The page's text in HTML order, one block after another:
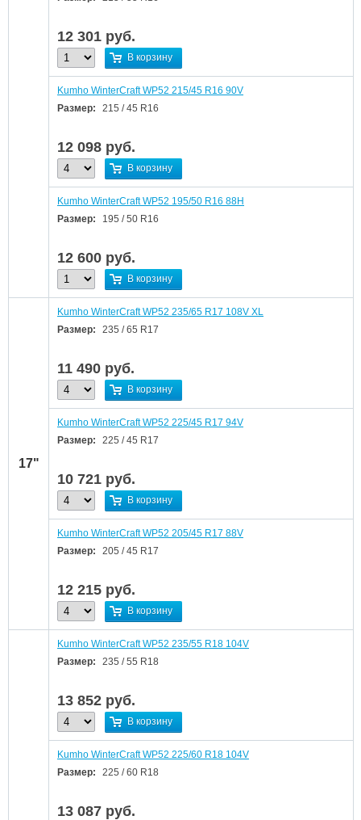
12 301 руб.
В корзину
Kumho WinterCraft WP52 215/45 R16 90V
Размер:
215 / 45 R16
12 098 руб.
В корзину
Kumho WinterCraft WP52 195/50 R16 88H
Размер:
195 / 50 R16
12 600 руб.
В корзину
17"
Kumho WinterCraft WP52 235/65 R17 108V XL
Размер:
235 / 65 R17
11 490 руб.
В корзину
Kumho WinterCraft WP52 225/45 R17 94V
Размер:
225 / 45 R17
10 721 руб.
В корзину
Kumho WinterCraft WP52 205/45 R17 88V
Размер:
205 / 45 R17
12 215 руб.
В корзину
Kumho WinterCraft WP52 235/55 R18 104V
Размер:
235 / 55 R18
13 852 руб.
В корзину
Kumho WinterCraft WP52 225/60 R18 104V
Размер:
225 / 60 R18
13 087 руб.